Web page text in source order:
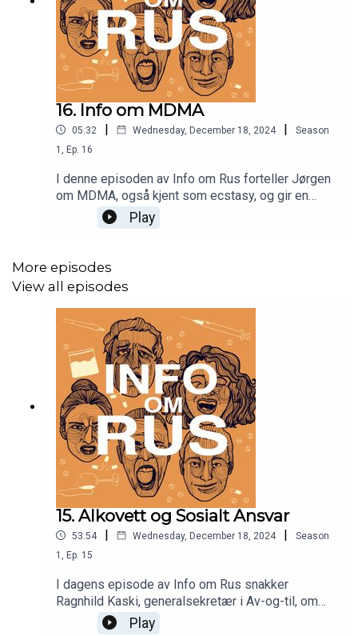
16. Info om MDMA
05:32 | Wednesday, December 18, 2024 |
Season
1 , Ep. 16
I denne episoden av Info om Rus forteller Jørgen
om MDMA, også kjent som ecstasy, og gir en
grundig innføring i stoffets historie, effekter og
potensielle terapeutiske bruksområder. MDMA er
populært på 1990-tallet før det forsvant fra
markedet, for så å bli rebrandet under navnet
MDMA. Jørgen snakker om de akutte effektene
av MDMA, som økt energi, bedre humør og en
følelse av nærhet til andre. Han snakker også om
konsekvensene av bruken og belyser pågående
forskning av rusmiddelet.
Play
More episodes
View all episodes
15. Alkovett og Sosialt Ansvar
53:54 | Wednesday, December 18, 2024 |
Season
1
Ep. 15
I dagens episode av Info om Rus snakker
Ragnhild Kaski, generalsekretær i Av-og-til, om
hva det vil si å ha et bevisst forhold til alkohol,
Play